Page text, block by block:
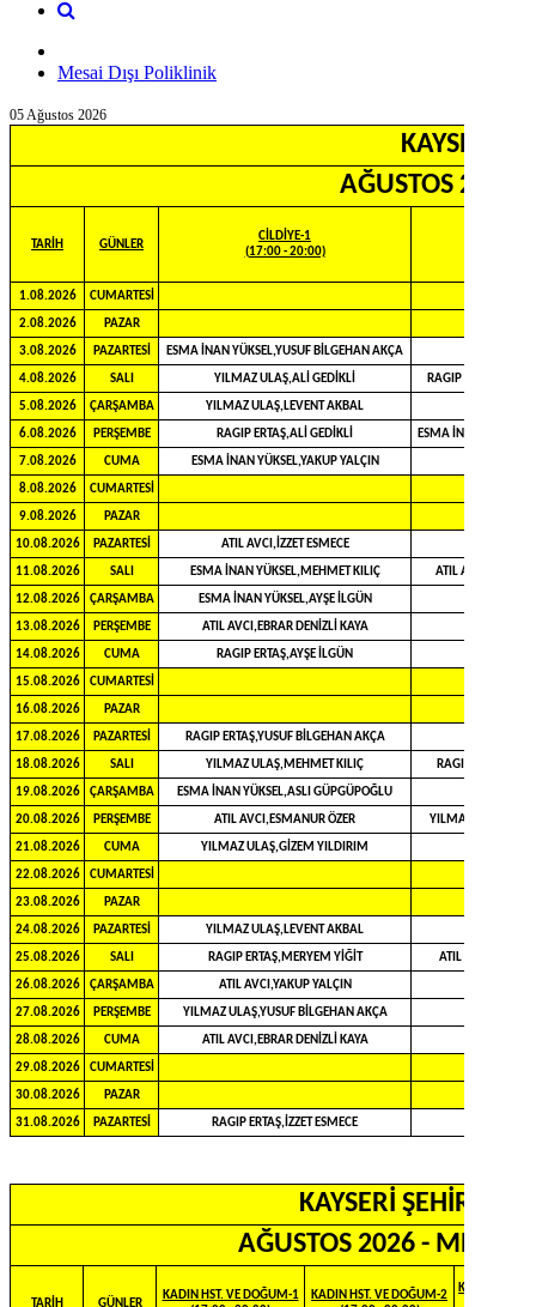
Mesai Dışı Poliklinik
05 Ağustos 2026
KAYSERİ
AĞUSTOS 2026
TARİH GÜNLER
CİLDİYE-1
(17:00 - 20:00)
1.08.2026 CUMARTESİ
2.08.2026 PAZAR
3.08.2026 PAZARTESİ ESMA İNAN YÜKSEL,YUSUF BİLGEHAN AKÇA
4.08.2026 SALI YILMAZ ULAŞ,ALİ GEDİKLİ RAGIP
5.08.2026 ÇARŞAMBA YILMAZ ULAŞ,LEVENT AKBAL
6.08.2026 PERŞEMBE RAGIP ERTAŞ,ALİ GEDİKLİ ESMA İNAN
7.08.2026 CUMA ESMA İNAN YÜKSEL,YAKUP YALÇIN
8.08.2026 CUMARTESİ
9.08.2026 PAZAR
10.08.2026 PAZARTESİ ATIL AVCI,İZZET ESMECE
11.08.2026 SALI ESMA İNAN YÜKSEL,MEHMET KILIÇ ATIL
12.08.2026 ÇARŞAMBA ESMA İNAN YÜKSEL,AYŞE İLGÜN
13.08.2026 PERŞEMBE ATIL AVCI,EBRAR DENİZLİ KAYA
14.08.2026 CUMA RAGIP ERTAŞ,AYŞE İLGÜN
15.08.2026 CUMARTESİ
16.08.2026 PAZAR
17.08.2026 PAZARTESİ RAGIP ERTAŞ,YUSUF BİLGEHAN AKÇA
18.08.2026 SALI YILMAZ ULAŞ,MEHMET KILIÇ RAGIP
19.08.2026 ÇARŞAMBA ESMA İNAN YÜKSEL,ASLI GÜPGÜPOĞLU
20.08.2026 PERŞEMBE ATIL AVCI,ESMANUR ÖZER YILMAZ
21.08.2026 CUMA YILMAZ ULAŞ,GİZEM YILDIRIM
22.08.2026 CUMARTESİ
23.08.2026 PAZAR
24.08.2026 PAZARTESİ YILMAZ ULAŞ,LEVENT AKBAL
25.08.2026 SALI RAGIP ERTAŞ,MERYEM YİĞİT ATIL
26.08.2026 ÇARŞAMBA ATIL AVCI,YAKUP YALÇIN
27.08.2026 PERŞEMBE YILMAZ ULAŞ,YUSUF BİLGEHAN AKÇA
28.08.2026 CUMA ATIL AVCI,EBRAR DENİZLİ KAYA
29.08.2026 CUMARTESİ
30.08.2026 PAZAR
31.08.2026 PAZARTESİ RAGIP ERTAŞ,İZZET ESMECE
KAYSERİ ŞEHİR
AĞUSTOS 2026 - MESAİ
TARİH GÜNLER
KADIN HST. VE DOĞUM-1
KADIN HST. VE DOĞUM-2
KALP VE